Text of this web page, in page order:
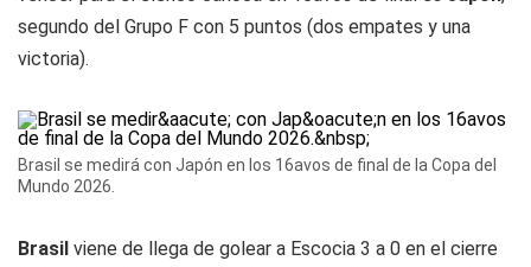
segundo del Grupo F con 5 puntos (dos empates y una
victoria).
Brasil se medirá con Japón en los 16avos de final de la Copa del
Mundo 2026.
Brasil viene de llega de golear a Escocia 3 a 0 en el cierre